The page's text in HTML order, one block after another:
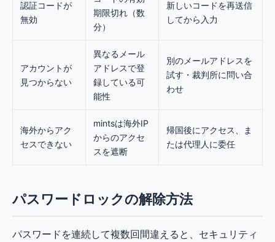
認証コードが
無効
期限切れ（数
分）
新しいコードを再送信
してから入力
アカウントが
見つからない
異なるメール
アドレスで登
録している可
能性
別のメールアドレスを
試す・裁判所に問い合
わせ
海外からアク
セスできない
mintsは海外IP
からのアクセ
スを遮断
帰国後にアクセス、ま
たは代理人に委任
パスワードロックの解除方法
パスワードを連続して複数回間違えると、セキュリティ